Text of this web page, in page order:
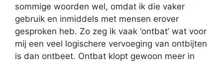
sommige woorden wel, omdat ik die vaker
gebruik en inmiddels met mensen erover
gesproken heb. Zo zeg ik vaak ‘ontbat’ wat voor
mij een veel logischere vervoeging van ontbijten
is dan ontbeet. Ontbat klopt gewoon meer in